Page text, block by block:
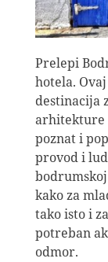
Prelepi
hotela.
destinacija
arhitekture
poznat i
provod i
kako za
tako isto i
potreban
odmor.